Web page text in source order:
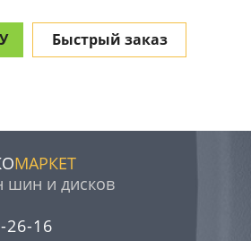
Быстрый заказ
МАРКЕТ
шин и дисков
26-16